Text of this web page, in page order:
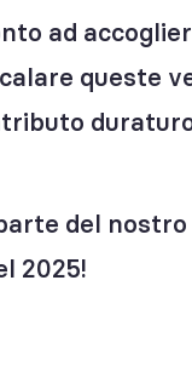
ad
queste
del
2025!